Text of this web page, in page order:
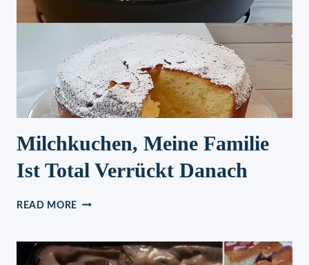
ZUBEREITET
Milchkuchen, Meine Familie
Ist Total Verrückt Danach
READ MORE MILCHKUCHEN,
IST
TOTAL